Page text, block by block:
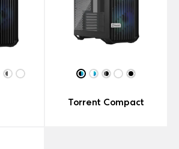
Torrent Compact